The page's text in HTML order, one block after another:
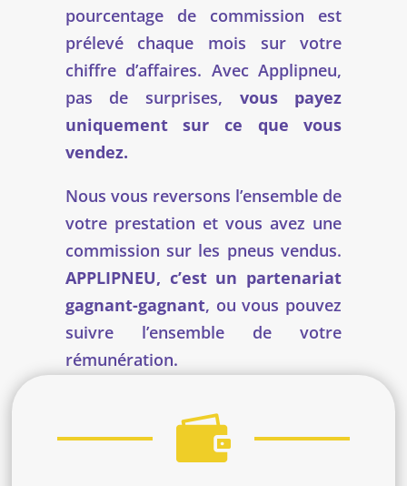
pourcentage de commission est
prélevé chaque mois sur votre
chiffre d’affaires. Avec Applipneu,
pas de surprises, vous payez
uniquement sur ce que vous
vendez.
Nous vous reversons l’ensemble de
votre prestation et vous avez une
commission sur les pneus vendus.
APPLIPNEU, c’est un partenariat
gagnant-gagnant, ou vous pouvez
suivre l’ensemble de votre
rémunération.
